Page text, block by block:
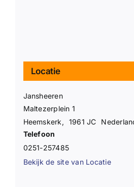
Locatie
Jansheeren
Maltezerplein 1
Heemskerk , 1961 JC
Telefoon
0251-257485
Bekijk de site van Locatie